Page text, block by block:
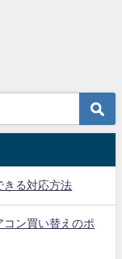
きる対応方法
ン買い替えのポ